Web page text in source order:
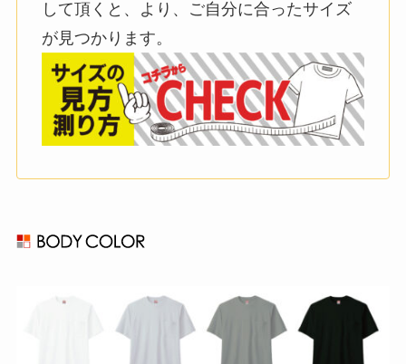
して頂くと、より、ご自分に合ったサイズ
が見つかります。